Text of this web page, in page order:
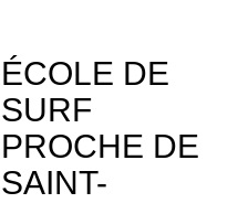
ÉCOLE DE
SURF
PROCHE DE
SAINT-